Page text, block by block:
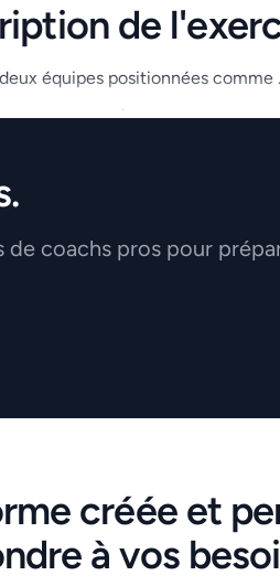
de
équipes positionnées comme
.
coachs pros pour
créée et
à vos